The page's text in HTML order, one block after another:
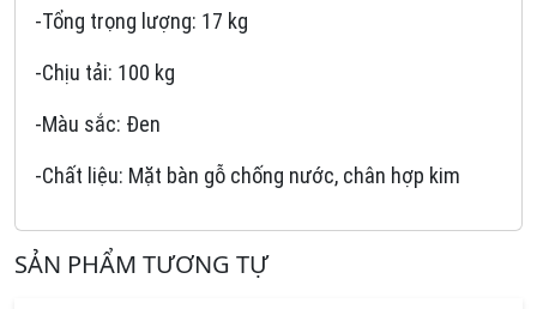
-Tổng trọng lượng: 17 kg
-Chịu tải: 100 kg
-Màu sắc: Đen
-Chất liệu: Mặt bàn gỗ chống nước, chân hợp kim
SẢN PHẨM TƯƠNG TỰ